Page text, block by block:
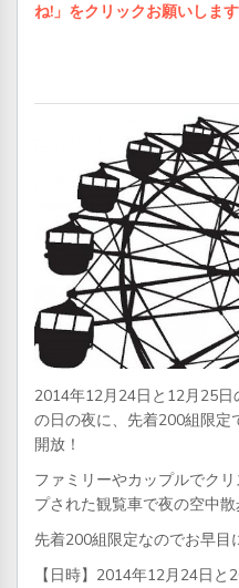
ね!」をクリックお願いしま
2014年12月24日と12月25
の日の夜に、先着200組限定
開放！
ファミリーやカップルでク
プされた観覧車で夜の空中
先着200組限定なのでお早目
【日時】2014年12月24日と